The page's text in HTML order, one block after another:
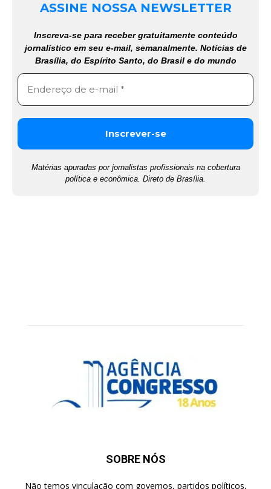
ASSINE NOSSA NEWSLETTER
Inscreva-se para receber gratuitamente conteúdo
jornalístico em seu e-mail, semanalmente. Notícias de
Brasília, do Espírito Santo, do Brasil e do mundo
Matérias apuradas por jornalistas profissionais na cobertura
política e econômica. Direto de Brasília.
SOBRE NÓS
Não temos vinculação com governos, partidos políticos,